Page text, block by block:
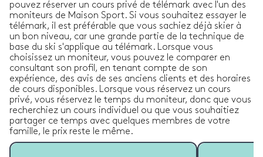
pouvez réserver un cours privé de télémark avec l'un des
moniteurs de Maison Sport. Si vous souhaitez essayer le
télémark, il est préférable que vous sachiez déjà skier à
un bon niveau, car une grande partie de la technique de
base du ski s'applique au télémark. Lorsque vous
choisissez un moniteur, vous pouvez le comparer en
consultant son profil, en tenant compte de son
expérience, des avis de ses anciens clients et des horaires
de cours disponibles. Lorsque vous réservez un cours
privé, vous réservez le temps du moniteur, donc que vous
recherchiez un cours individuel ou que vous souhaitiez
partager ce temps avec quelques membres de votre
famille, le prix reste le même.